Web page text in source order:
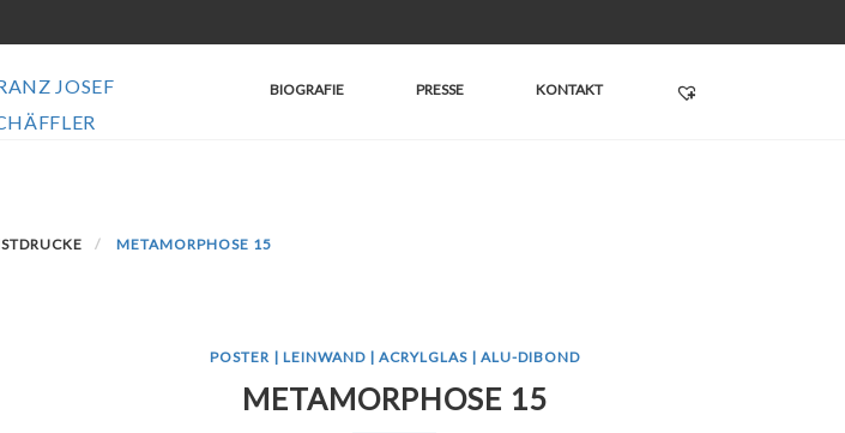
BIOGRAFIE PRESSE KONTAKT
METAMORPHOSE 15
POSTER | LEINWAND | ACRYLGLAS | ALU-DIBOND
METAMORPHOSE 15